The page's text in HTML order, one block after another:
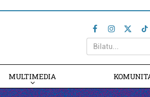
MULTIMEDIA